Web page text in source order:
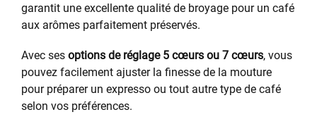
garantit une excellente qualité de broyage pour un café
aux arômes parfaitement préservés.
Avec ses options de réglage 5 cœurs ou 7 cœurs, vous
pouvez facilement ajuster la finesse de la mouture
pour préparer un expresso ou tout autre type de café
selon vos préférences.